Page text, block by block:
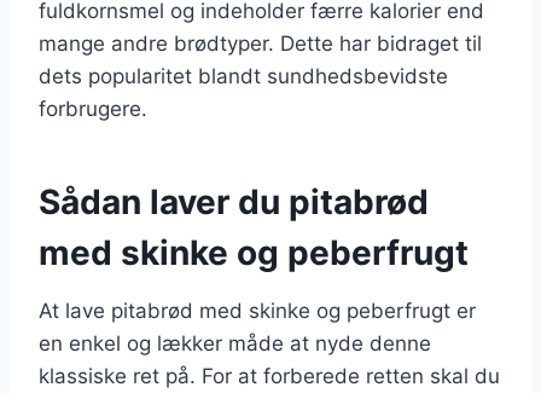
fuldkornsmel og indeholder færre kalorier end
mange andre brødtyper. Dette har bidraget til
dets popularitet blandt sundhedsbevidste
forbrugere.
Sådan laver du pitabrød
med skinke og peberfrugt
At lave pitabrød med skinke og peberfrugt er
en enkel og lækker måde at nyde denne
klassiske ret på. For at forberede retten skal du